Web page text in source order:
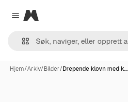
Close menu
Magnific
Hjem/Arkiv/Bilder/Drepende klovn med k…